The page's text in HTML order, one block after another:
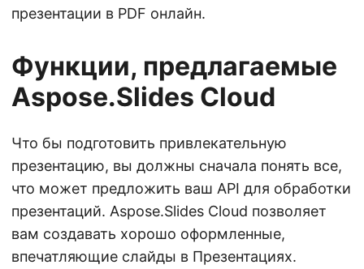
презентации в PDF онлайн.
Функции, предлагаемые
Aspose.Slides Cloud
Что бы подготовить привлекательную
презентацию, вы должны сначала понять все,
что может предложить ваш API для обработки
презентаций. Aspose.Slides Cloud позволяет
вам создавать хорошо оформленные,
впечатляющие слайды в Презентациях.